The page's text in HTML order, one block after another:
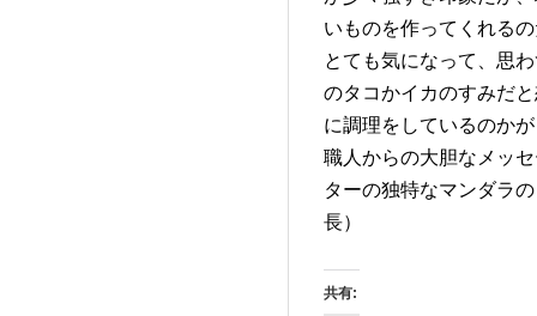
いものを作ってくれる
とても気になって、思
のタコかイカのすみだ
に調理をしているのか
職人からの大胆なメッ
ターの独特なマンダラ
長）
共有: